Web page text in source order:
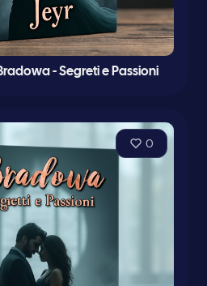
- Segreti e Passioni
0